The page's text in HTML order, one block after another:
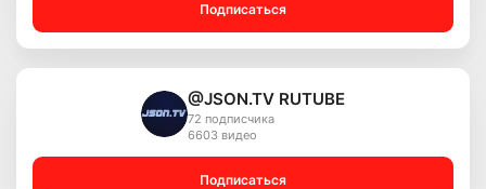
Подписаться
@JSON.TV RUTUBE
72 подписчика
6603 видео
Подписаться